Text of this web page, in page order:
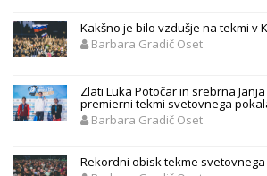
Kakšno je bilo vzdušje na tekmi v
Barbara Gradič Oset
Zlati Luka Potočar in srebrna
premierni tekmi svetovnega
Barbara Gradič Oset
Rekordni obisk tekme